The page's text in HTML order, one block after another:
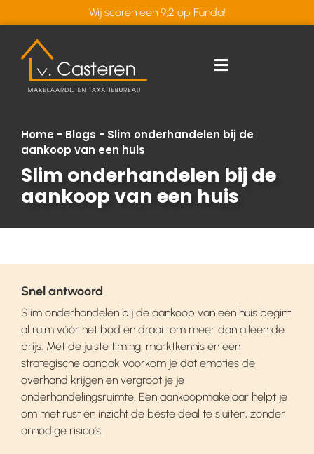
Wij scoren een 9,2 op Funda!
Home - Blogs - Slim onderhandelen bij de
aankoop van een huis
Slim onderhandelen bij de
aankoop van een huis
Snel antwoord
Slim onderhandelen bij de aankoop van een huis begint
al ruim vóór het bod en draait om meer dan alleen de
prijs. Met de juiste timing, marktkennis en een
strategische aanpak voorkom je dat emoties de
overhand krijgen en vergroot je je
onderhandelingsruimte. Een aankoopmakelaar helpt je
om met rust en inzicht de beste deal te sluiten, zonder
onnodige risico’s.